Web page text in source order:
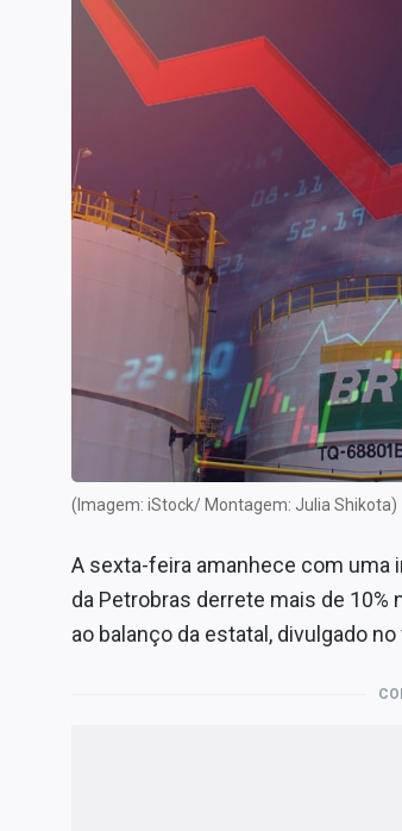
Especiais
Internacional
Marketing
Expediente
(Imagem: iStock/ Montagem: Julia Shikota)
A sexta-feira amanhece com uma
da Petrobras derrete mais de 10%
ao balanço da estatal, divulgado